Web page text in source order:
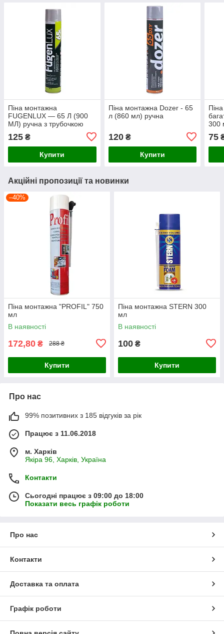
Піна монтажна
FUGENLUX — 65 Л (900
МЛ) ручна з трубочкою
125 ₴
Купити
Піна монтажна Dozer - 65
л (860 мл) ручна
120₴
Купити
300
75
Акційні пропозиції та новинки
–40%
Піна монтажна "PROFIL" 750
мл
В наявності
172,80 ₴ 288 ₴
Купити
Піна монтажна STERN 300
мл
В наявності
100 ₴
Купити
Про нас
99% позитивних з 185 відгуків за рік
Працює з 11.06.2018
м. Харків
Якіра 96, Харків, Україна
Контакти
Сьогодні працює з 09:00 до 18:00
Показати весь графік роботи
Про нас
Контакти
Доставка та оплата
Графік роботи